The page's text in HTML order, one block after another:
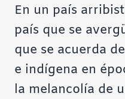
En un país
país que se
que se acuerda
e indígena en
la melancolía de